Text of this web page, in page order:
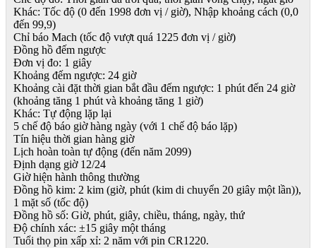
Khác: Tốc độ (0 đến 1998 đơn vị / giờ), Nhập khoảng cách (0,0
đến 99,9)
Chỉ báo Mach (tốc độ vượt quá 1225 đơn vị / giờ)
Đồng hồ đếm ngược
Đơn vị đo: 1 giây
Khoảng đếm ngược: 24 giờ
Khoảng cài đặt thời gian bắt đầu đếm ngược: 1 phút đến 24 giờ
(khoảng tăng 1 phút và khoảng tăng 1 giờ)
Khác: Tự động lặp lại
5 chế độ báo giờ hàng ngày (với 1 chế độ báo lặp)
Tín hiệu thời gian hàng giờ
Lịch hoàn toàn tự động (đến năm 2099)
Định dạng giờ 12/24
Giờ hiện hành thông thường
Đồng hồ kim: 2 kim (giờ, phút (kim di chuyển 20 giây một lần)),
1 mặt số (tốc độ)
Đồng hồ số: Giờ, phút, giây, chiều, tháng, ngày, thứ
Độ chính xác: ±15 giây một tháng
Tuổi thọ pin xấp xỉ: 2 năm với pin CR1220.